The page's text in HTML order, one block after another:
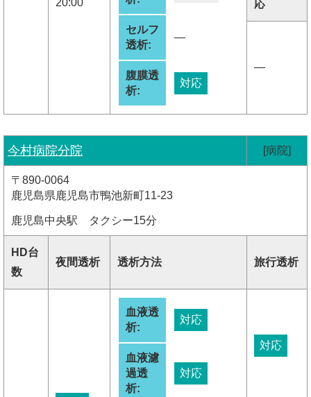
20:00
セルフ
透析:
―
腹膜透
析:
対応
応
―
今村病院分院 [病院]
〒890-0064
鹿児島県鹿児島市鴨池新町11-23
鹿児島中央駅 タクシー15分
HD台
数
夜間透析 透析方法 旅行透析
血液透
析:
対応
血液濾
過透
析:
対応
対応